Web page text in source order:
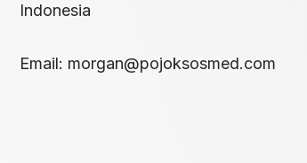
Indonesia
Email: morgan@pojoksosmed.com